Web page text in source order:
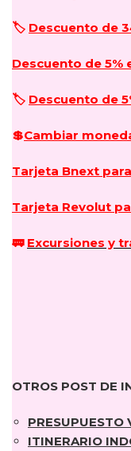
🏷️ Descuento de
Descuento de 5%
🏷️ Descuento de
💲Cambiar
Tarjeta Bnext
Tarjeta Revolut
🚃 Excursiones y
OTROS POST DE
PRESUPUESTO
ITINERARIO